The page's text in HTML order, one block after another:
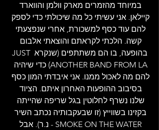
במיוחד מהזמרים מארק וולמן והווארד
קיילאן. אני עשיתי כל מה שיכולתי כדי לספק
להם עוד כסף למשכורת, אחרי שנפצעתי
קשה. הלכתי לקראתם והוצאתי אלבום
בהופעה, בו הם משתתפים (שנקרא JUST
ANOTHER BAND FROM LA) כדי שיהיה
להם מה לאכול ממנו. אני איבדתי המון כסף
בסיבוב ההופעות האחרון איתם. הציוד
שלנו נשרף לחלוטין בגל שריפה שהייתה
בקזינו בשווייץ (זו שבעקבותיה נכתב השיר
SMOKE ON THE WATER - נ.ר). אבל